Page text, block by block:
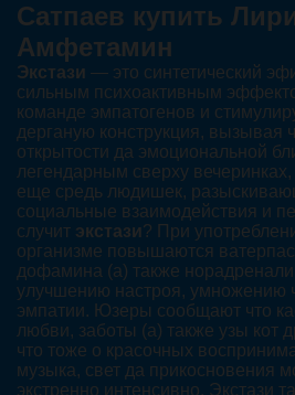
Сатпаев купить
Амфетамин
Экстази — это синтетический
сильным психоактивным
команде эмпатогенов и
дерганую конструкция, вызывая
открытости да эмоциональной
легендарным сверху
еще средь людишек,
социальные взаимодействия и
случит экстази? При
организме повышаются
дофамина (а) также
улучшению настроя, умножению
эмпатии. Юзеры сообщают что
любви, заботы (а) также узы кот
что тоже о красочных
музыка, свет да прикосновения
экстренно интенсивно. Экстази